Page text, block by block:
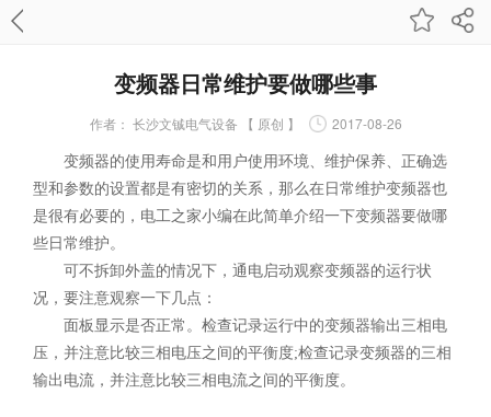
变频器日常维护要做哪些事
作者： 长沙文铖电气设备 【 原创 】 2017-08-26
变频器的使用寿命是和用户使用环境、维护保养、正确选
型和参数的设置都是有密切的关系，那么在日常维护变频器也
是很有必要的，电工之家小编在此简单介绍一下变频器要做哪
些日常维护。
可不拆卸外盖的情况下，通电启动观察变频器的运行状
况，要注意观察一下几点：
面板显示是否正常。检查记录运行中的变频器输出三相电
压，并注意比较三相电压之间的平衡度;检查记录变频器的三相
输出电流，并注意比较三相电流之间的平衡度。